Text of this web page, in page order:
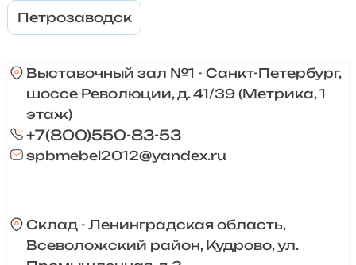
Петрозаводск
Выставочный зал №1 - Санкт-Петербург,
шоссе Революции, д. 41/39 (Метрика, 1
этаж)
+7(800)550-83-53
spbmebel2012@yandex.ru
Склад - Ленинградская область,
Всеволожский район, Кудрово, ул.